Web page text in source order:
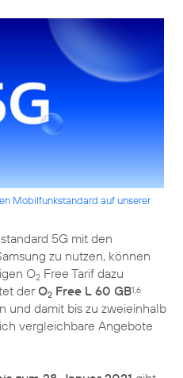
Mobilfunkstandard auf unserer
5G mit den
zu nutzen, können
O2 Free Tarif dazu
derO2 Free L 60 GB1,6
und damit bis zu zweieinhalb
vergleichbare Angebote